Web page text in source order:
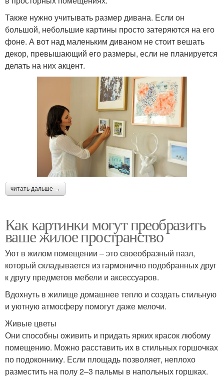
Также нужно учитывать размер дивана. Если он
большой, небольшие картины просто затеряются на его
фоне. А вот над маленьким диваном не стоит вешать
декор, превышающий его размеры, если не планируется
делать на них акцент.
читать дальше →
Как картинки могут преобразить
ваше жилое пространство
Уют в жилом помещении – это своеобразный пазл,
который складывается из гармонично подобранных друг
к другу предметов мебели и аксессуаров.
Вдохнуть в жилище домашнее тепло и создать стильную
и уютную атмосферу помогут даже мелочи.
Живые цветы
Они способны оживить и придать ярких красок любому
помещению. Можно расставить их в стильных горшочках
по подоконнику. Если площадь позволяет, неплохо
разместить на полу 2–3 пальмы в напольных горшках.